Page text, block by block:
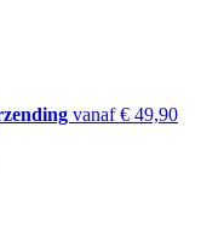
vanaf € 49,90